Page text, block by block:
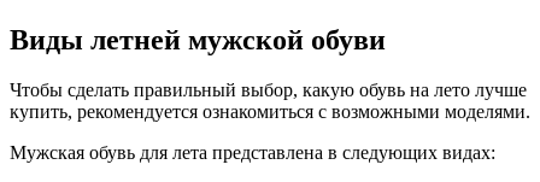
Виды летней мужской обуви
Чтобы сделать правильный выбор, какую обувь на лето лучше
купить, рекомендуется ознакомиться с возможными моделями.
Мужская обувь для лета представлена в следующих видах: